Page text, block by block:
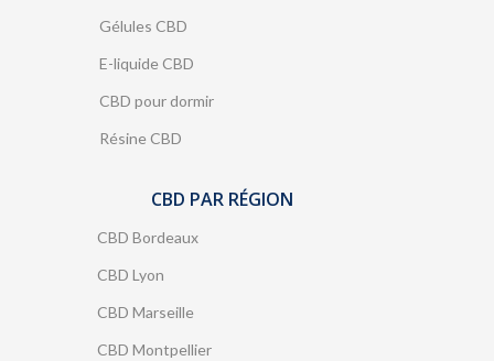
Gélules CBD
E-liquide CBD
CBD pour dormir
Résine CBD
CBD PAR RÉGION
CBD Bordeaux
CBD Lyon
CBD Marseille
CBD Montpellier